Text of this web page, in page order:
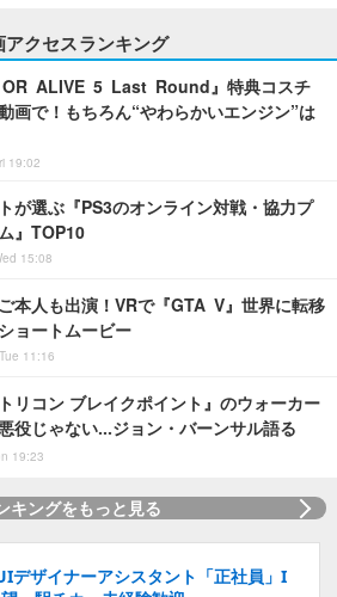
アクセスランキング
OR ALIVE 5 Last Round』特典コスチ
画で！もちろん“やわらかいエンジン”は
19:02
が選ぶ『PS3のオンライン対戦・協力プ
』TOP10
15:08
本人も出演！VRで『GTA V』世界に転移
ョートムービー
11:16
トリコン ブレイクポイント』のウォーカー
役じゃない…ジョン・バーンサル語る
19:23
キングをもっと見る
デザイナーアシスタント「正社員」I